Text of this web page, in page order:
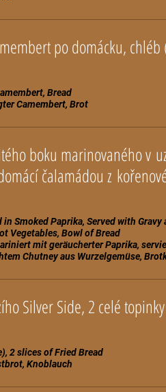
po domácku, chléb
Bread
boku marinovaného v
Smoked Paprika, Served with Gravy
Vegetables, Bowl of Bread
mit geräucherter Paprika,
Silver Side, 2 celé
2 slices of Fried Bread